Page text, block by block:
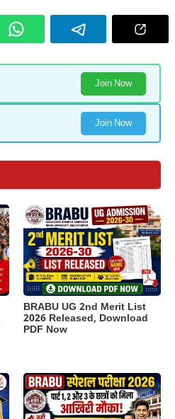
Join Now
Join Now
BRABU UG 2nd Merit List
2026 Released, Download
PDF Now